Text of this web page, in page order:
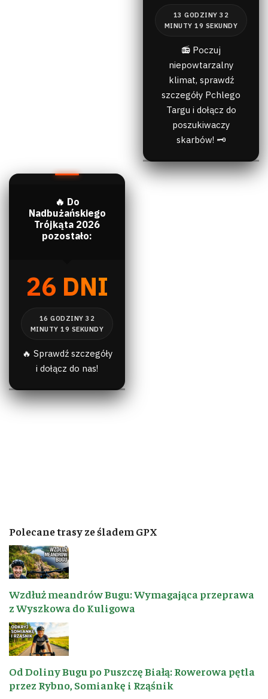
📻 Poczuj
niepowtarzalny
klimat, sprawdź
szczegóły Pchlego
Targu i dołącz do
poszukiwaczy
skarbów! 🗝️
🔥 Do
Nadbużańskiego
Trójkąta 2026
pozostało:
26 DNI
🔥 Sprawdź szczegóły
i dołącz do nas!
Polecane trasy ze śladem GPX
Wzdłuż meandrów Bugu: Wymagająca przeprawa
z Wyszkowa do Kuligowa
Od Doliny Bugu po Puszczę Białą: Rowerowa pętla
przez Rybno, Somiankę i Rząśnik